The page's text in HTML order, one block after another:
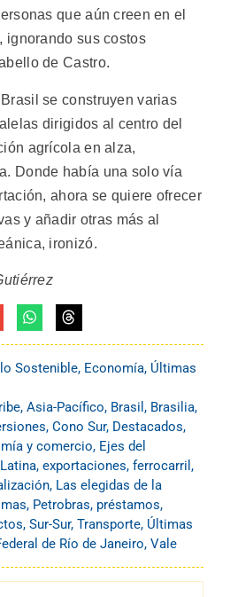
que aún creen en el
ignorando sus costos
de Castro.
se construyen varias
dirigidos al centro del
agrícola en alza,
Donde había una solo vía
ahora se quiere ofrecer
y añadir otras más al
ironizó.
Sostenible, Economía, Últimas
, Asia-Pacífico, Brasil , Brasilia,
, Cono Sur, Destacados,
y comercio, Ejes del
, exportaciones, ferrocarril ,
, Las elegidas de la
, Petrobras, préstamos,
, Sur-Sur, Transporte, Últimas
de Río de Janeiro, Vale